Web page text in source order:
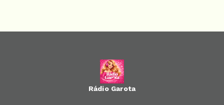
Rádio Garota